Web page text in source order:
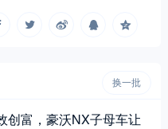
换一批
创富，豪沃NX子母车让